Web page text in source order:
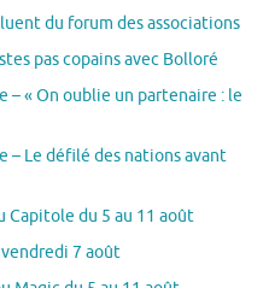
du forum des associations
pas copains avec Bolloré
– « On oublie un partenaire : le
– Le défilé des nations avant
Capitole du 5 au 11 août
7 août